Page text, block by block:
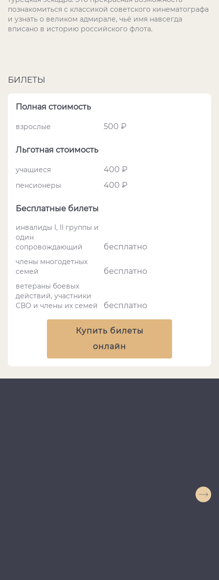
познакомиться с классикой советского кинематографа
и узнать о великом адмирале, чьё имя навсегда
вписано в историю российского флота.
БИЛЕТЫ
Полная стоимость
взрослые 500 ₽
Льготная стоимость
учащиеся 400 ₽
пенсионеры 400 ₽
Бесплатные билеты
инвалиды I, II группы и
один
сопровождающий
бесплатно
члены многодетных
семей
бесплатно
ветераны боевых
действий, участники
СВО и члены их семей
бесплатно
Купить билеты
онлайн